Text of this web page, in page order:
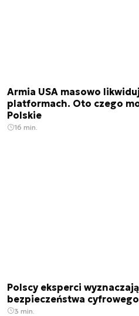
Armia USA masowo
platformach. Oto czego
Polskie
16 min.
Polscy eksperci
bezpieczeństwa
3 min.